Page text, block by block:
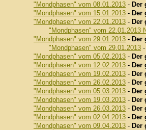
"Mondphasen" vom 08.01.2013 - Der
"Mondphasen" vom 15.01.2013 - Der
"Mondphasen" vom 22.01.2013 - Der
"Mondphasen" vom 22.01.2013
"Mondphasen" vom 29.01.2013 - Der
"Mondphasen" vom 29.01.2013 -
"Mondphasen" vom 05.02.2013 - Der
"Mondphasen" vom 12.02.2013 - Der
"Mondphasen" vom 19.02.2013 - Der
"Mondphasen" vom 26.02.2013 - Der
"Mondphasen" vom 05.03.2013 - Der
"Mondphasen" vom 19.03.2013 - Der
"Mondphasen" vom 26.03.2013 - Der
"Mondphasen" vom 02.04.2013 - Der
"Mondphasen" vom 09.04.2013 - Der